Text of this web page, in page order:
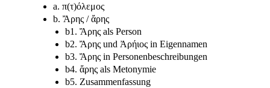
a. π(τ)όλεμος
b. Ἄρης / ἄρης
b1. Ἄρης als Person
b2. Ἄρης und Ἀρήιος in Eigennamen
b3. Ἄρης in Personenbeschreibungen
b4. ἄρης als Metonymie
b5. Zusammenfassung